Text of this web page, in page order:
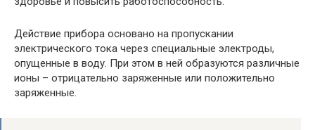
Действие прибора основано на пропускании
электрического тока через специальные электроды,
опущенные в воду. При этом в ней образуются различные
ионы – отрицательно заряженные или положительно
заряженные.